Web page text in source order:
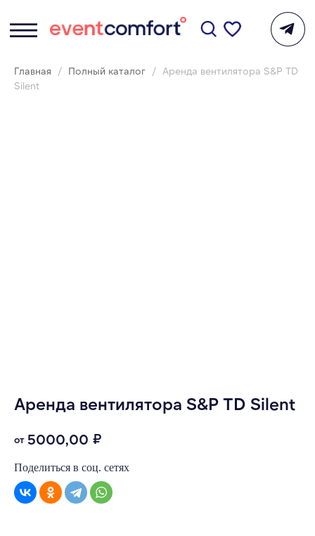
Главная Полный каталог
Аренда вентилятора S&P TD
Silent
Аренда вентилятора S&P TD Silent
5000,00 ₽
Поделиться в соц. сетях